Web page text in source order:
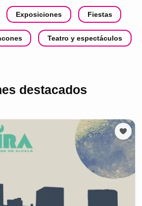
Exposiciones Fiestas
Teatro y espectáculos
destacados